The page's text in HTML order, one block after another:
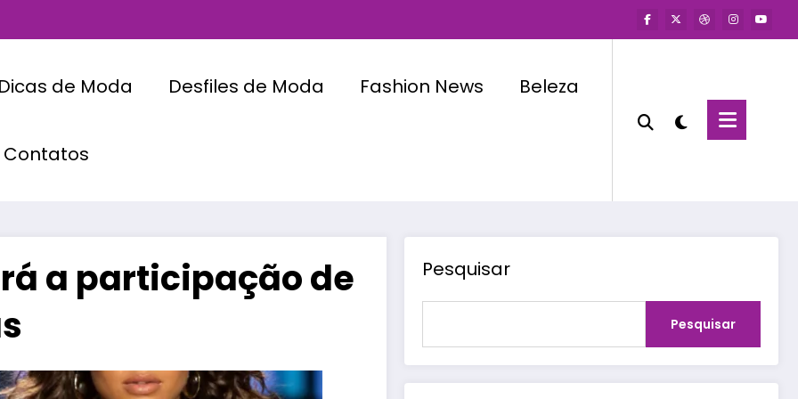
Dicas de Moda Desfiles de Moda Fashion News Beleza
Contatos
a participação de
Pesquisar
Pesquisar